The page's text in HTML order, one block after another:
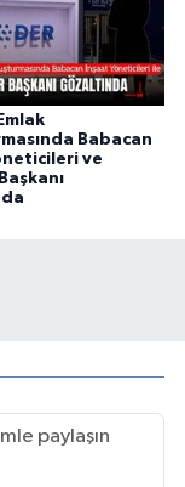
Babacan
ve